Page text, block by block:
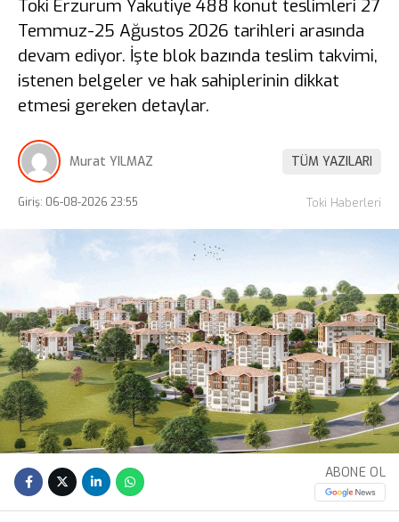
Toki Erzurum Yakutiye 488 konut teslimleri 27
Temmuz-25 Ağustos 2026 tarihleri arasında
devam ediyor. İşte blok bazında teslim takvimi,
istenen belgeler ve hak sahiplerinin dikkat
etmesi gereken detaylar.
Murat YILMAZ TÜM YAZILARI
Giriş: 06-08-2026 23:55 Toki Haberleri
ABONE OL